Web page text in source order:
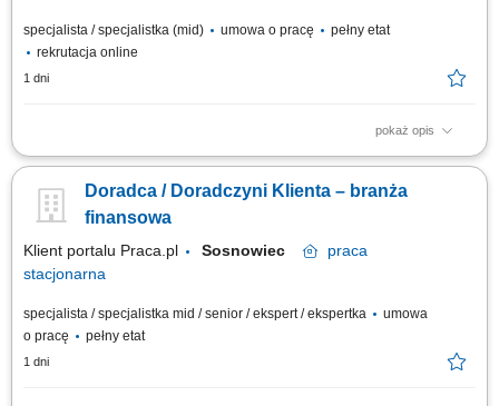
specjalista / specjalistka (mid) umowa o pracę
pełny etat
rekrutacja online
1 dni
pokaż opis
obsługa klientów; utrzymywanie dobrych relacji z klientami; realizacja
firm;
Doradca / Doradczyni Klienta – branża
finansowa
Klient portalu Praca.pl Sosnowiec
praca
stacjonarna
specjalista / specjalistka mid / senior / ekspert / ekspertka
umowa
o pracę
pełny etat
1 dni